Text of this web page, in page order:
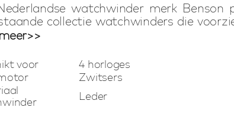
watchwinder merk
collectie watchwinders die
in Nederland. De Swiss made
tot de beste op de markt. Deze
watchwinder is geschikt voor het
het aantal omwentelingen per
kan worden. Door het speciaal
een horloge in de watchwinder
voor
4 horloges
Zwitsers
Leder